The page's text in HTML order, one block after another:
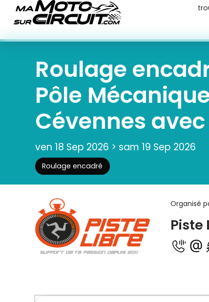
Roulage
Pôle
Cévennes
ven 18 Sep 2026 > sam 19 Sep 2026
Roulage encadré
Organisé
Piste